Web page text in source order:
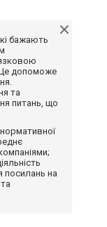
бажають
Це допоможе
та
питань, що
посилань на